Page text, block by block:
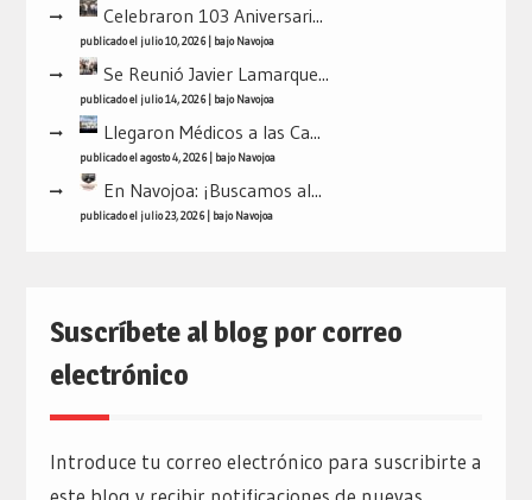
Celebraron 103 Aniversari...
publicado el julio 10, 2026| bajoNavojoa
Se Reunió Javier Lamarque...
publicado el julio 14, 2026| bajoNavojoa
Llegaron Médicos a las Ca...
publicado el agosto 4, 2026| bajoNavojoa
En Navojoa: ¡Buscamos al...
publicado el julio 23, 2026| bajoNavojoa
Suscríbete al blog por correo
electrónico
Introduce tu correo electrónico para suscribirte a